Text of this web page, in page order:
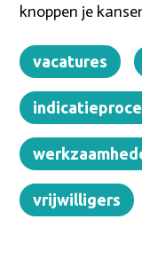
knoppen je
vacatures
vrijwilligers